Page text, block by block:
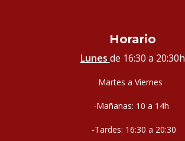
Horario
Lunes de 16:30 a 20:30h
Martes a Viernes
-Mañanas: 10 a 14h
-Tardes: 16:30 a 20:30